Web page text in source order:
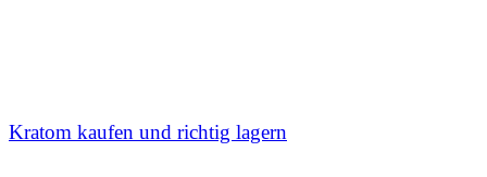
Kratom kaufen und richtig lagern